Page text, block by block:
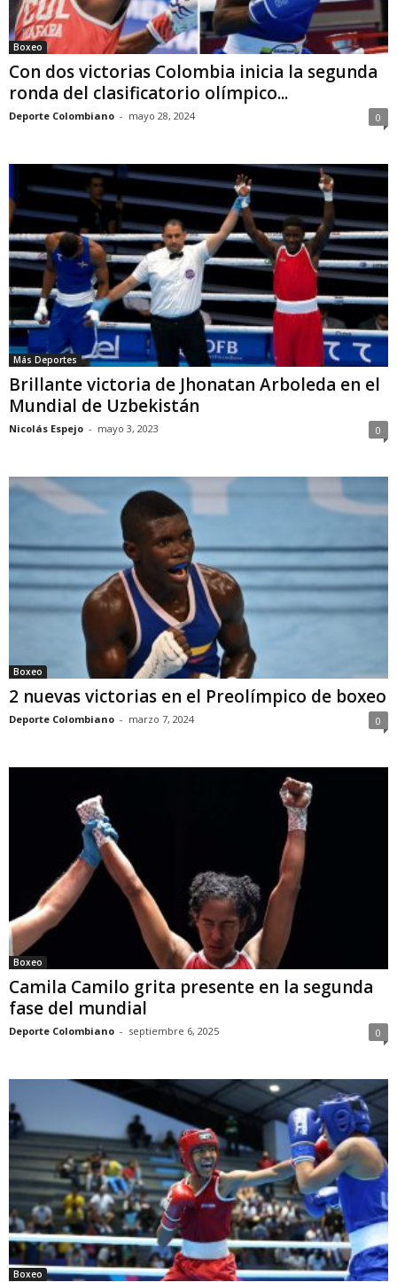
Boxeo
Con dos victorias Colombia inicia la segunda
ronda del clasificatorio olímpico...
Deporte Colombiano - mayo 28, 2024 0
Más Deportes
Brillante victoria de Jhonatan Arboleda en el
Mundial de Uzbekistán
Nicolás Espejo - mayo 3, 2023 0
Boxeo
2 nuevas victorias en el Preolímpico de boxeo
Deporte Colombiano - marzo 7, 2024 0
Boxeo
Camila Camilo grita presente en la segunda
fase del mundial
Deporte Colombiano - septiembre 6, 2025 0
Boxeo